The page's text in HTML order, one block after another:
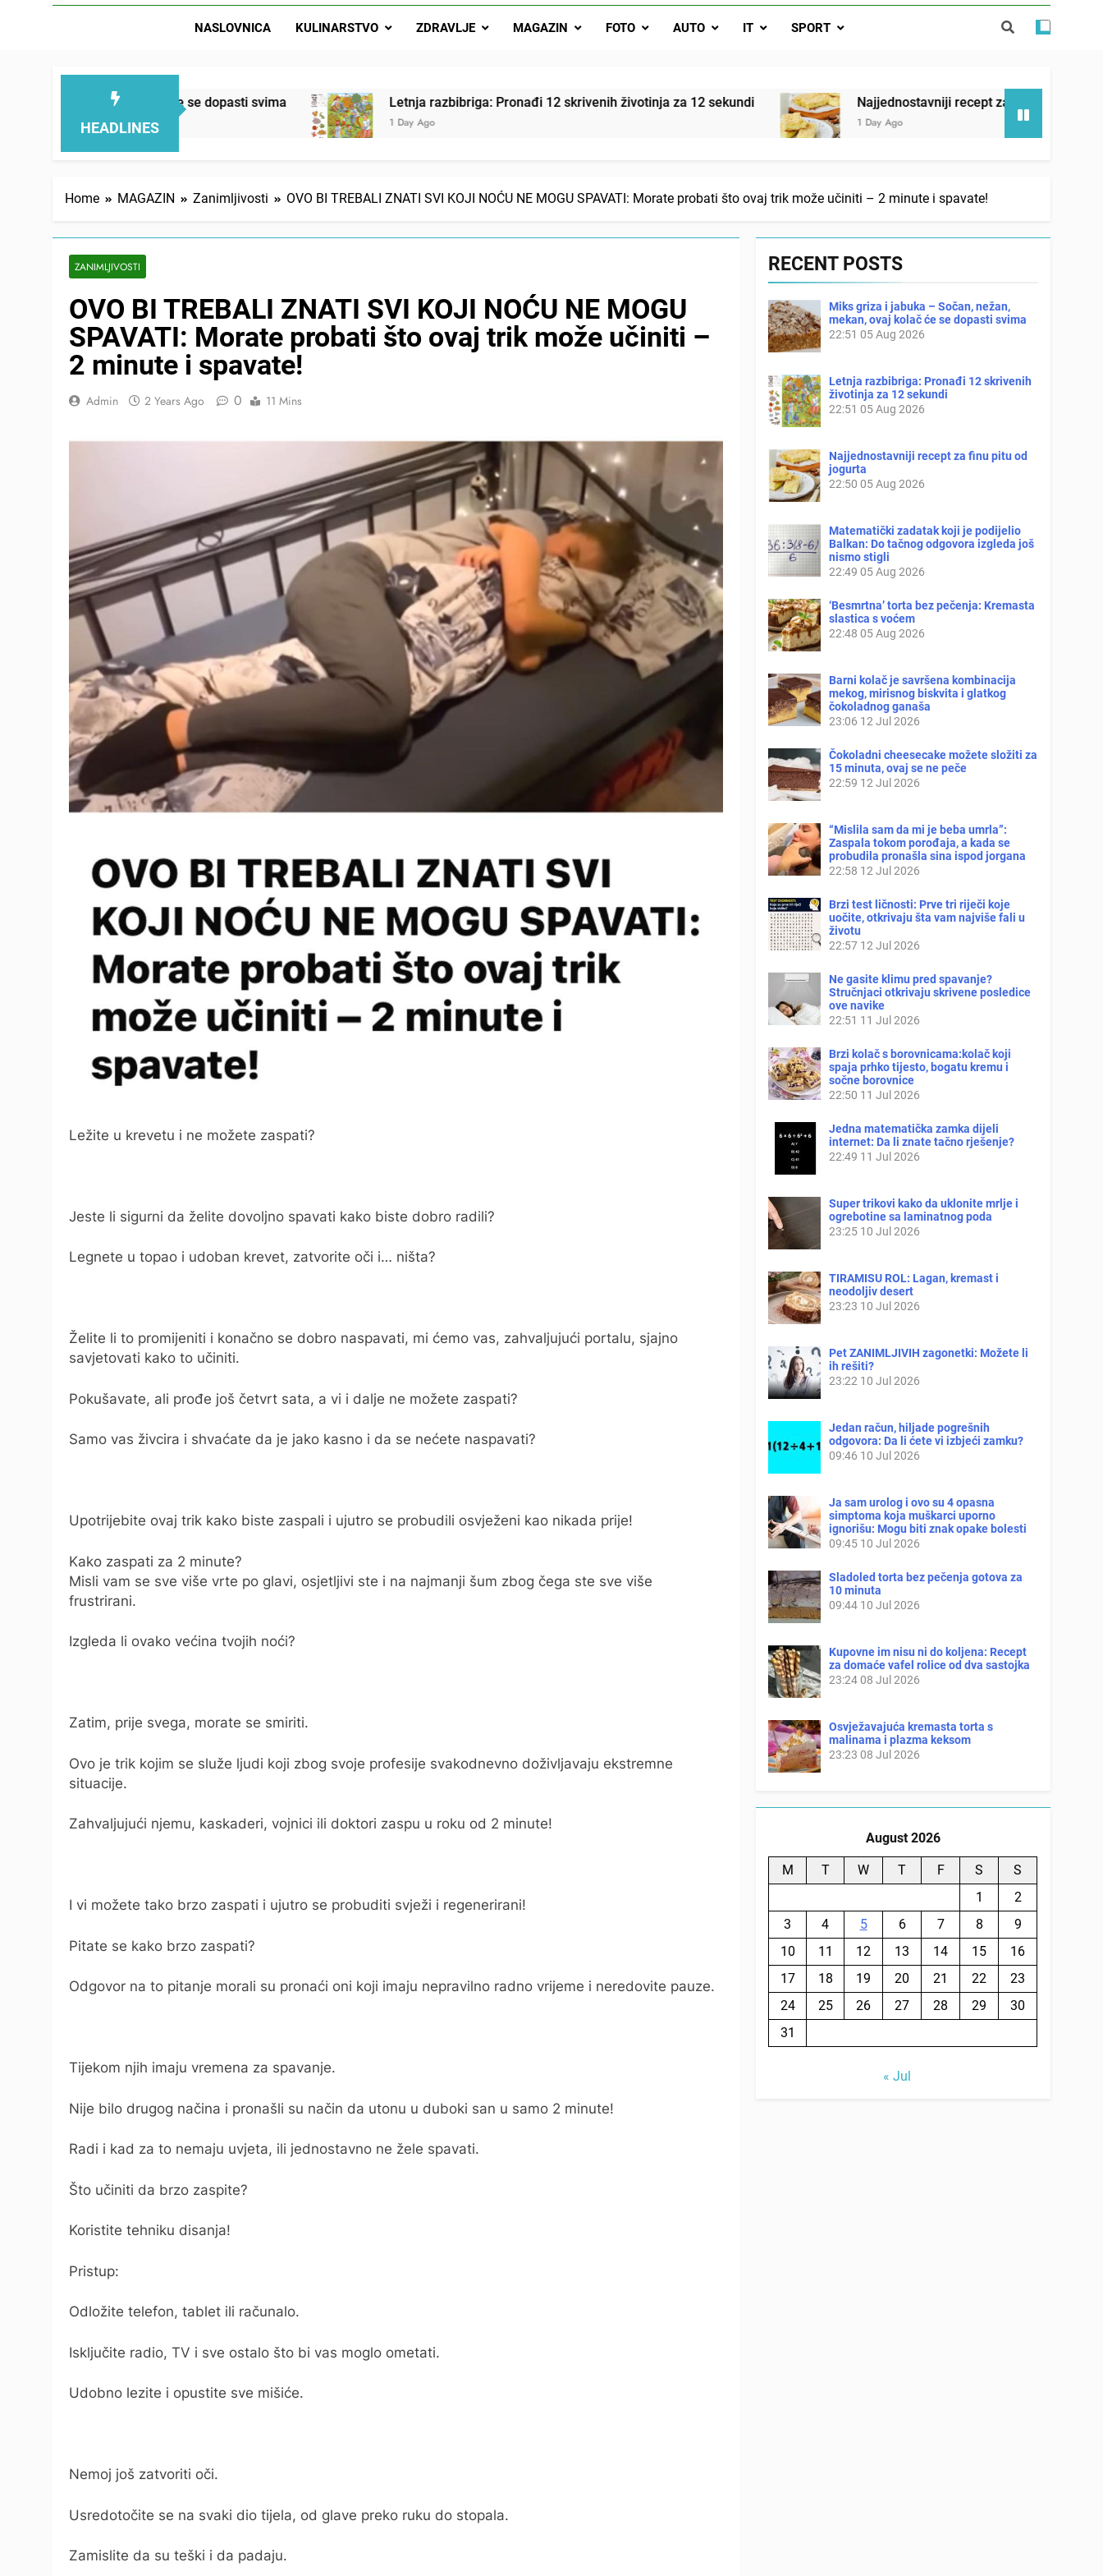
Letnja razbibriga: Pronađi 12 skrivenih životinja za 12 sekundi
Matematički zadatak koji je podijelio Balkan: Do tačnog odgovora izgleda još nismo stigli
NASLOVNICA KULINARSTVO ZDRAVLJE MAGAZIN FOTO AUTO IT SPORT
HEADLINES
kolač će se dopasti svima Letnja razbibriga: Pronađi 12 skrivenih životinja za 12 sekundi
1 Day Ago
Najjednostavniji recept za finu pitu od jogurta
1 Day Ago
Home MAGAZIN Zanimljivosti OVO BI TREBALI ZNATI SVI KOJI NOĆU NE MOGU SPAVATI: Morate probati što ovaj trik može učiniti – 2 minute i spavate!
ZANIMLJIVOSTI
OVO BI TREBALI ZNATI SVI KOJI NOĆU NE MOGU
SPAVATI: Morate probati što ovaj trik može učiniti –
2 minute i spavate!
Admin 2 Years Ago 0 11 Mins
Ležite u krevetu i ne možete zaspati?
Jeste li sigurni da želite dovoljno spavati kako biste dobro radili?
Legnete u topao i udoban krevet, zatvorite oči i… ništa?
Želite li to promijeniti i konačno se dobro naspavati, mi ćemo vas, zahvaljujući portalu, sjajno
savjetovati kako to učiniti.
Pokušavate, ali prođe još četvrt sata, a vi i dalje ne možete zaspati?
Samo vas živcira i shvaćate da je jako kasno i da se nećete naspavati?
Upotrijebite ovaj trik kako biste zaspali i ujutro se probudili osvježeni kao nikada prije!
Kako zaspati za 2 minute?
Misli vam se sve više vrte po glavi, osjetljivi ste i na najmanji šum zbog čega ste sve više
frustrirani.
Izgleda li ovako većina tvojih noći?
Zatim, prije svega, morate se smiriti.
Ovo je trik kojim se služe ljudi koji zbog svoje profesije svakodnevno doživljavaju ekstremne
situacije.
Zahvaljujući njemu, kaskaderi, vojnici ili doktori zaspu u roku od 2 minute!
I vi možete tako brzo zaspati i ujutro se probuditi svježi i regenerirani!
Pitate se kako brzo zaspati?
Odgovor na to pitanje morali su pronaći oni koji imaju nepravilno radno vrijeme i neredovite pauze.
Tijekom njih imaju vremena za spavanje.
Nije bilo drugog načina i pronašli su način da utonu u duboki san u samo 2 minute!
Radi i kad za to nemaju uvjeta, ili jednostavno ne žele spavati.
Što učiniti da brzo zaspite?
Koristite tehniku ​​disanja!
Pristup:
Odložite telefon, tablet ili računalo.
Isključite radio, TV i sve ostalo što bi vas moglo ometati.
Udobno lezite i opustite sve mišiće.
Nemoj još zatvoriti oči.
Usredotočite se na svaki dio tijela, od glave preko ruku do stopala.
Zamislite da su teški i da padaju.
RECENT POSTS
Miks griza i jabuka – Sočan, nežan,
mekan, ovaj kolač će se dopasti svima
22:51 05 Aug 2026
Letnja razbibriga: Pronađi 12 skrivenih
životinja za 12 sekundi
22:51 05 Aug 2026
Najjednostavniji recept za finu pitu od
jogurta
22:50 05 Aug 2026
Matematički zadatak koji je podijelio
Balkan: Do tačnog odgovora izgleda još
nismo stigli
22:49 05 Aug 2026
‘Besmrtna’ torta bez pečenja: Kremasta
slastica s voćem
22:48 05 Aug 2026
Barni kolač je savršena kombinacija
mekog, mirisnog biskvita i glatkog
čokoladnog ganaša
23:06 12 Jul 2026
Čokoladni cheesecake možete složiti za
15 minuta, ovaj se ne peče
22:59 12 Jul 2026
“Mislila sam da mi je beba umrla”:
Zaspala tokom porođaja, a kada se
probudila pronašla sina ispod jorgana
22:58 12 Jul 2026
Brzi test ličnosti: Prve tri riječi koje
uočite, otkrivaju šta vam najviše fali u
životu
22:57 12 Jul 2026
Ne gasite klimu pred spavanje?
Stručnjaci otkrivaju skrivene posledice
ove navike
22:51 11 Jul 2026
Brzi kolač s borovnicama:kolač koji
spaja prhko tijesto, bogatu kremu i
sočne borovnice
22:50 11 Jul 2026
Jedna matematička zamka dijeli
internet: Da li znate tačno rješenje?
22:49 11 Jul 2026
Super trikovi kako da uklonite mrlje i
ogrebotine sa laminatnog poda
23:25 10 Jul 2026
TIRAMISU ROL: Lagan, kremast i
neodoljiv desert
23:23 10 Jul 2026
Pet ZANIMLJIVIH zagonetki: Možete li
ih rešiti?
23:22 10 Jul 2026
Jedan račun, hiljade pogrešnih
odgovora: Da li ćete vi izbjeći zamku?
09:46 10 Jul 2026
Ja sam urolog i ovo su 4 opasna
simptoma koja muškarci uporno
ignorišu: Mogu biti znak opake bolesti
09:45 10 Jul 2026
Sladoled torta bez pečenja gotova za
10 minuta
09:44 10 Jul 2026
Kupovne im nisu ni do koljena: Recept
za domaće vafel rolice od dva sastojka
23:24 08 Jul 2026
Osvježavajuća kremasta torta s
malinama i plazma keksom
23:23 08 Jul 2026
August 2026
M T W T F S
S
1
2
3
4 5 6 7 8
9
10
11 12 13 14 15
16
17
18 19 20 21 22
23
24
25 26 27 28 29
30
31
« Jul